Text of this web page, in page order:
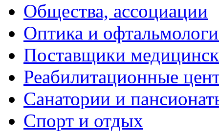
Общества, ассоциации
Оптика и
Поставщики
Реабилитационные
Санатории и
Спорт и отдых